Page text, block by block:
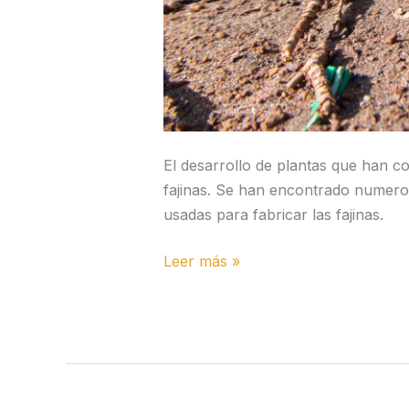
El desarrollo de plantas que han
fajinas. Se han encontrado
usadas para fabricar las fajinas.
Leer más »